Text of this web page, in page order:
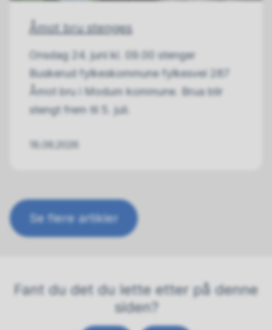
18.06.2026
Åmot bru stenges
Onsdag 24. juni kl. 09.00 stenger
Buskerud fylkeskommune fylkesvei 287
Åmot bru i Modum kommune. Brua blir
stengt frem til 5. juli.
Se flere artikler
Fant du det du lette etter på denne
siden?